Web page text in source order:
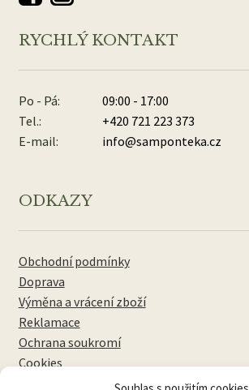
RYCHLÝ KONTAKT
Po - Pá:
09:00 - 17:00
Tel.:
+420 721 223 373
E-mail:
info@samponteka.cz
ODKAZY
Obchodní podmínky
Doprava
Výměna a vrácení zboží
Reklamace
Ochrana soukromí
Cookies